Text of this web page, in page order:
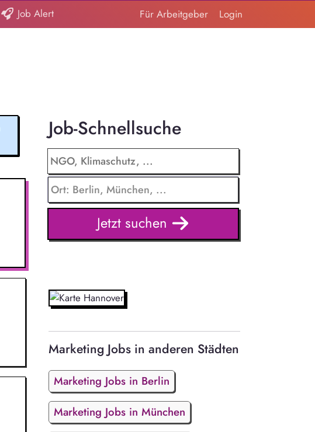
Job Alert Für Arbeitgeber Login
Job-Schnellsuche
Jetzt suchen
Marketing Jobs in anderen Städten
Marketing Jobs in Berlin
Marketing Jobs in München